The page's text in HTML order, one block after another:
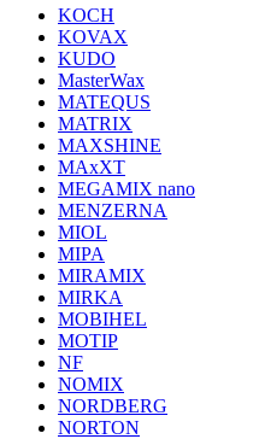
KOCH
KOVAX
KUDO
MasterWax
MATEQUS
MATRIX
MAXSHINE
MAxXT
MEGAMIX nano
MENZERNA
MIOL
MIPA
MIRAMIX
MIRKA
MOBIHEL
MOTIP
NF
NOMIX
NORDBERG
NORTON